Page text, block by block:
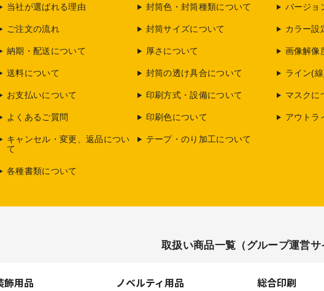
当社が選ばれる理由
ご注文の流れ
納期・配送について
送料について
お支払いについて
よくあるご質問
キャンセル・変更、返品につい
て
各種書類について
封筒色・封筒種類について
封筒サイズについて
厚さについて
封筒の透け具合について
印刷方式・設備について
印刷色について
テープ・のり加工について
バージョ
カラー設
画像解像
ライン(
マスクに
アウトラ
取扱い商品一覧（グループ運営サ
飾用品 ノベルティ用品 総合印刷